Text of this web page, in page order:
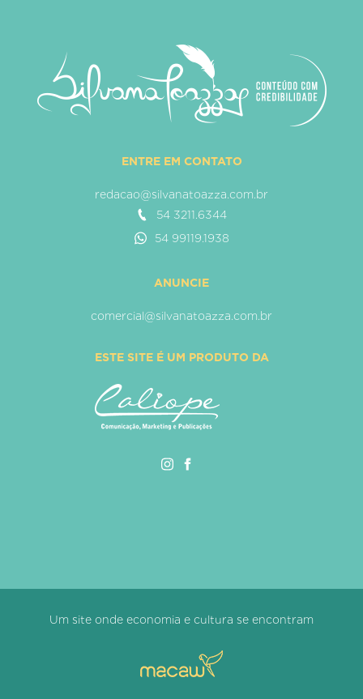
ENTRE EM CONTATO
redacao@silvanatoazza.com.br
54 3211.6344
54 99119.1938
ANUNCIE
comercial@silvanatoazza.com.br
ESTE SITE É UM PRODUTO DA
Um site onde economia e cultura se encontram